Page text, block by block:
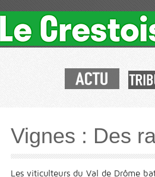
Vignes : Des
Les viticulteurs du Val de Drôme